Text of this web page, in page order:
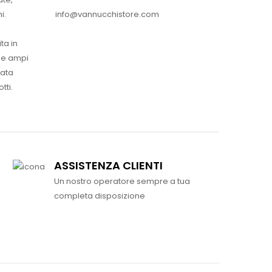
in
ampi
info@vannucchistore.com
ASSISTENZA CLIENTI
Un nostro operatore sempre a tua
completa disposizione